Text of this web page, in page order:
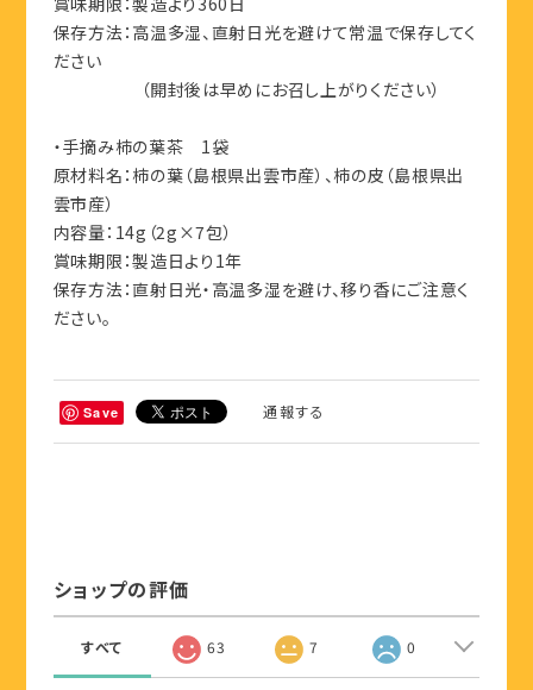
賞味期限：製造より360日
保存方法：高温多湿、直射日光を避けて常温で保存してく
ださい
（開封後は早めにお召し上がりください）
・手摘み柿の葉茶 1袋
原材料名：柿の葉（島根県出雲市産）、柿の皮（島根県出
雲市産）
内容量：14g（2g×7包）
賞味期限：製造日より1年
保存方法：直射日光・高温多湿を避け、移り香にご注意く
ださい。
Save 通報する
ショップの評価
すべて 63 7 0